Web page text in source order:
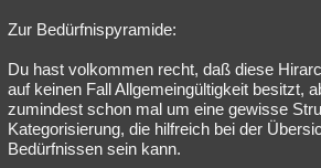
Zur Bedürfnispyramide:
Du hast volkommen recht, daß diese
auf keinen Fall Allgemeingültigkeit besitzt,
zumindest schon mal um eine gewisse
Kategorisierung, die hilfreich bei der
Bedürfnissen sein kann.